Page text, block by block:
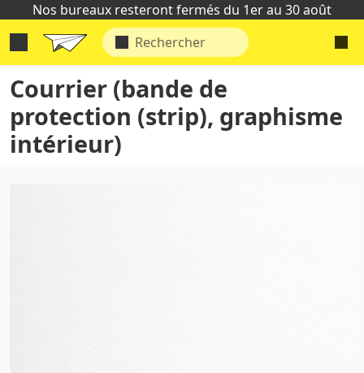
Nos bureaux resteront fermés du 1er au 30 août
Courrier (bande de
protection (strip), graphisme
intérieur)